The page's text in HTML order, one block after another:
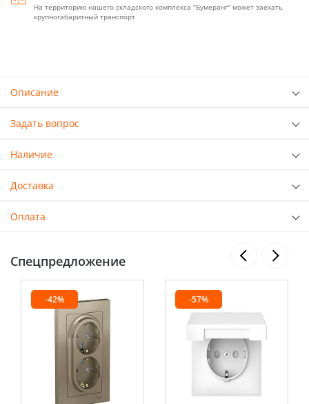
На территорию нашего складского комплекса "Бумеранг" может заехать
крупногабаритный транспорт
Описание
Задать вопрос
Наличие
Доставка
Оплата
Спецпредложение
-42% -57%